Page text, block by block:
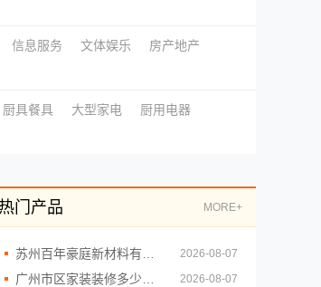
信息服务 文体娱乐
房产地产
厨具餐具 大型家电
厨用电器
热门产品 MORE+
2026-08-07
2026-08-07